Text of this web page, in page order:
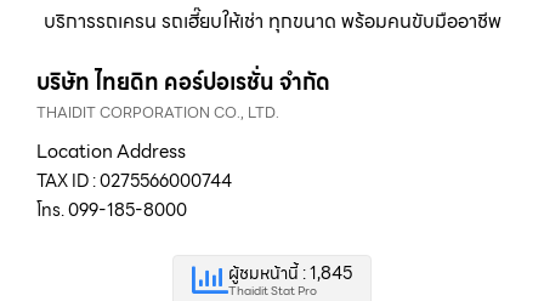
บริการรถเครน รถเฮี๊ยบให้เช่า ทุกขนาด พร้อมคนขับมืออาชีพ
บริษัท ไทยดิท คอร์ปอเรชั่น จำกัด
THAIDIT CORPORATION CO., LTD.
Location Address
TAX ID : 0275566000744
โทร. 099-185-8000
ผู้ชมหน้านี้ : 1,845
Thaidit Stat Pro